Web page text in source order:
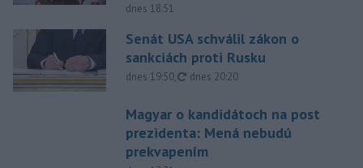
dnes 18:51
Senát USA schválil zákon o
sankciách proti Rusku
dnes 19:50, aktualizované
dnes 20:20
Magyar o kandidátoch na post
prezidenta: Mená nebudú
prekvapením